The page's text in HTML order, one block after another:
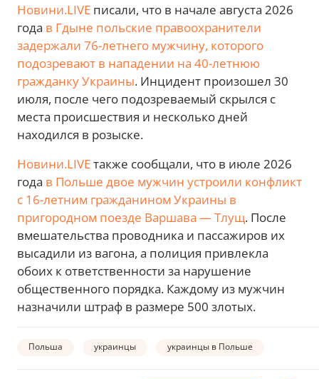
Новини.LIVE писали, что в начале августа 2026
года в Гдыне польские правоохранители
задержали 76-летнего мужчину, которого
подозревают в нападении на 40-летнюю
гражданку Украины. Инцидент произошел 30
июля, после чего подозреваемый скрылся с
места происшествия и несколько дней
находился в розыске.
Новини.LIVEтакже сообщали, что в июле 2026
года в Польше двое мужчин устроили конфликт
с 16-летним гражданином Украины в
пригородном поезде Варшава — Тлущ. После
вмешательства проводника и пассажиров их
высадили из вагона, а полиция привлекла
обоих к ответственности за нарушение
общественного порядка. Каждому из мужчин
назначили штраф в размере 500 злотых.
Польша украинцы украинцы в Польше